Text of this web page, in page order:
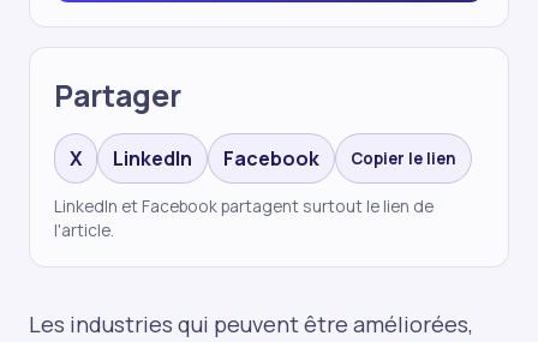
Partager
X LinkedIn Facebook Copier le lien
LinkedIn et Facebook partagent surtout le lien de
l'article.
Les industries qui peuvent être améliorées,